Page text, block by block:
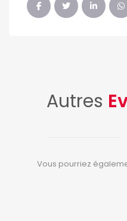
Autres
Vous pourriez